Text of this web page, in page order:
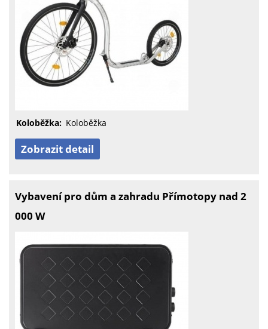
Koloběžka: Koloběžka
Zobrazit detail
Vybavení pro dům a zahradu Přímotopy nad 2
000 W